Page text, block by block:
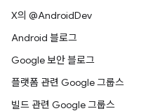
X의 @AndroidDev
Android 블로그
Google 보안 블로그
플랫폼 관련 Google 그룹스
빌드 관련 Google 그룹스